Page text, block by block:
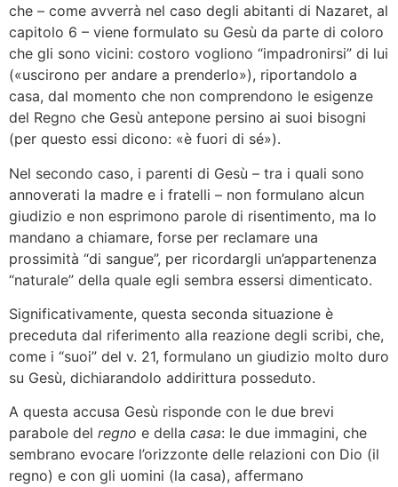
che – come avverrà nel caso degli abitanti di Nazaret, al
capitolo 6 – viene formulato su Gesù da parte di coloro
che gli sono vicini: costoro vogliono “impadronirsi” di lui
(«uscirono per andare a prenderlo»), riportandolo a
casa, dal momento che non comprendono le esigenze
del Regno che Gesù antepone persino ai suoi bisogni
(per questo essi dicono: «è fuori di sé»).
Nel secondo caso, i parenti di Gesù – tra i quali sono
annoverati la madre e i fratelli – non formulano alcun
giudizio e non esprimono parole di risentimento, ma lo
mandano a chiamare, forse per reclamare una
prossimità “di sangue”, per ricordargli un’appartenenza
“naturale” della quale egli sembra essersi dimenticato.
Significativamente, questa seconda situazione è
preceduta dal riferimento alla reazione degli scribi, che,
come i “suoi” del v. 21, formulano un giudizio molto duro
su Gesù, dichiarandolo addirittura posseduto.
A questa accusa Gesù risponde con le due brevi
parabole del regno e della casa: le due immagini, che
sembrano evocare l’orizzonte delle relazioni con Dio (il
regno) e con gli uomini (la casa), affermano